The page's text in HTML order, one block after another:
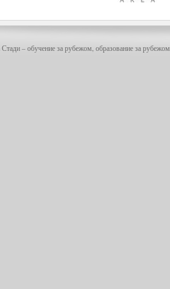
– обучение за рубежом, образование за